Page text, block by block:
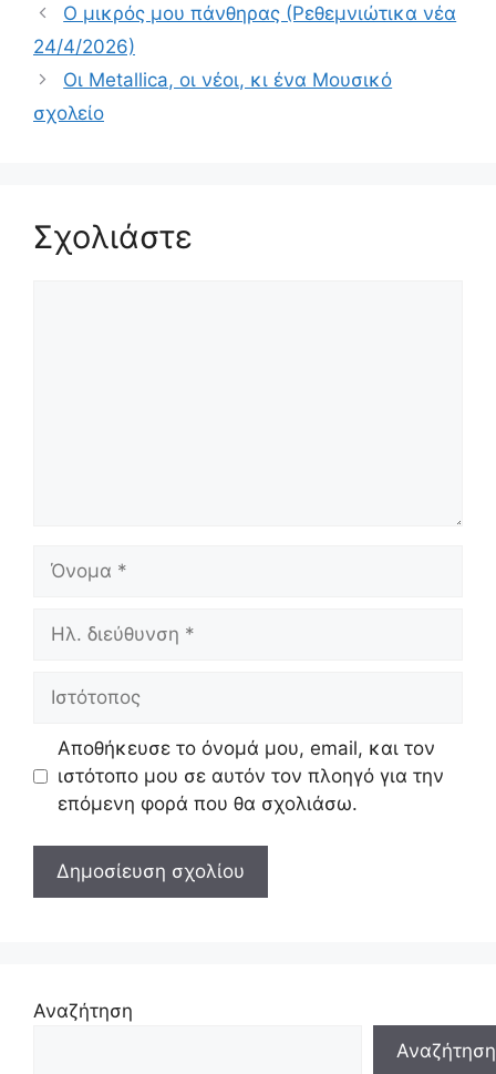
Ο μικρός μου πάνθηρας (Ρεθεμνιώτικα νέα
24/4/2026)
Οι Metallica, οι νέοι, κι ένα Μουσικό
σχολείο
Σχολιάστε
διεύθυνση
Αποθήκευσε το όνομά μου, email, και τον
ιστότοπο μου σε αυτόν τον πλοηγό για την
επόμενη φορά που θα σχολιάσω.
Αναζήτηση
Αναζήτηση